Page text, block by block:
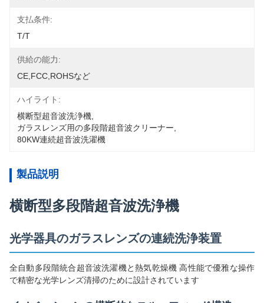
支払条件:
T/T
供給の能力:
CE,FCC,ROHSなど
ハイライト:
横断型超音波洗浄機
ガラスレンズ用の多段階超音波クリーナー
80KW連続超音波洗濯機
製品説明
横断型多段階超音波洗浄機
光学器具のガラスレンズの連続洗浄装置
全自動多段階統合超音波洗濯機と熱気乾燥機 高性能で優雅な操作
で精密な光学レンズ清掃のために設計されています